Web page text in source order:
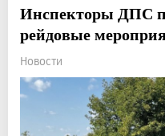
Инспекторы ДПС
рейдовые
Новости